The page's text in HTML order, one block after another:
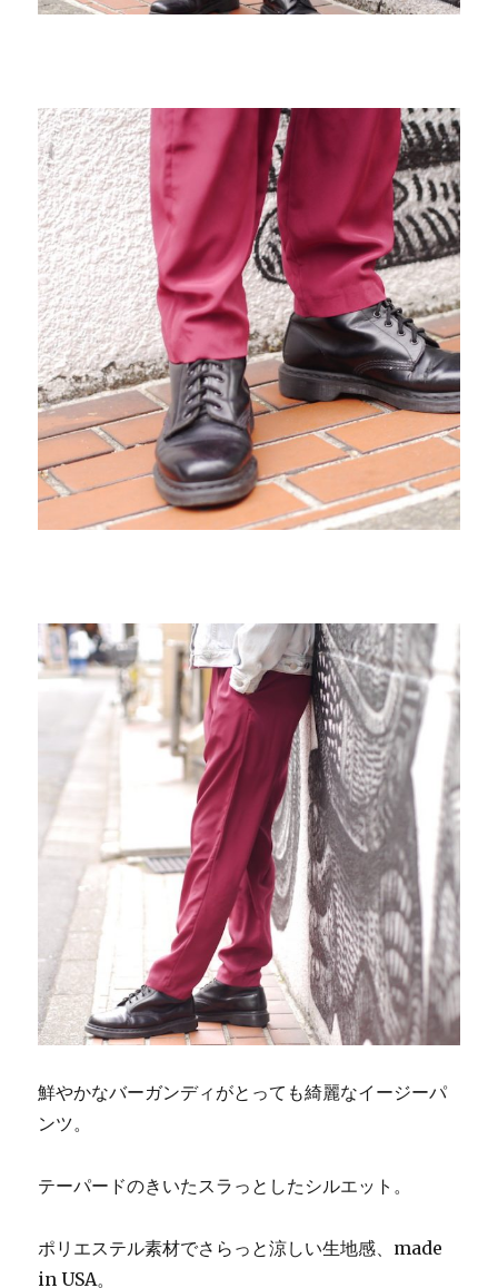
鮮やかなバーガンディがとっても綺麗なイージーパ
ンツ。
テーパードのきいたスラっとしたシルエット。
ポリエステル素材でさらっと涼しい生地感、made
in USA。